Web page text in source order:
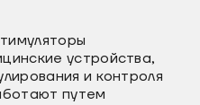
устройства,
и контроля
путем